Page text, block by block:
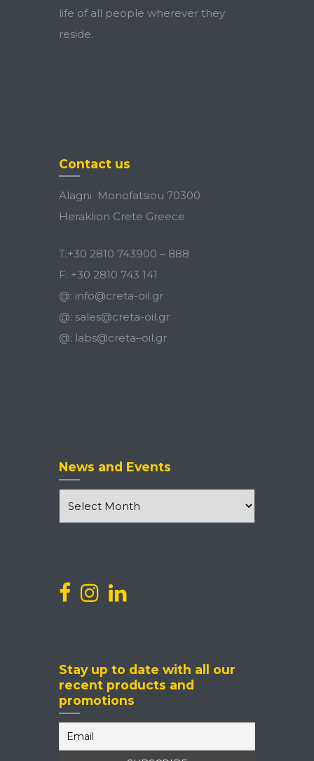
life of all people wherever they
reside.
Contact us
Alagni Monofatsiou 70300
Heraklion Crete Greece
T:+30 2810 743900 – 888
F: +30 2810 743 141
@: info@creta-oil.gr
@: sales@creta-oil.gr
@: labs@creta–oil.gr
News and Events
News
and
Stay up to date with all our
recent products and
promotions